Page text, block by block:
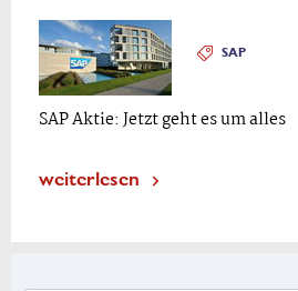
SAP
SAP Aktie: Jetzt geht es um alles
weiterlesen